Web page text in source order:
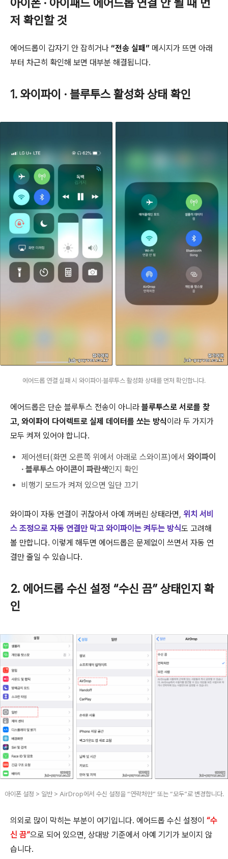
아이폰 · 아이패드 에어드롭 연결 안 될 때 먼
저 확인할 것
에어드롭이 갑자기 안 잡히거나 “전송 실패” 메시지가 뜨면 아래
부터 차근히 확인해 보면 대부분 해결됩니다.
1. 와이파이 · 블루투스 활성화 상태 확인
에어드롭 연결 실패 시 와이파이·블루투스 활성화 상태를 먼저 확인합니다.
에어드롭은 단순 블루투스 전송이 아니라 블루투스로 서로를 찾
고, 와이파이 다이렉트로 실제 데이터를 쏘는 방식이라 두 가지가
모두 켜져 있어야 합니다.
제어센터(화면 오른쪽 위에서 아래로 스와이프)에서 와이파이
· 블루투스 아이콘이 파란색인지 확인
비행기 모드가 켜져 있으면 일단 끄기
와이파이 자동 연결이 귀찮아서 아예 꺼버린 상태라면, 위치 서비
스 조정으로 자동 연결만 막고 와이파이는 켜두는 방식도 고려해
볼 만합니다. 이렇게 해두면 에어드롭은 문제없이 쓰면서 자동 연
결만 줄일 수 있습니다.
2. 에어드롭 수신 설정 “수신 끔” 상태인지 확
인
아이폰 설정 > 일반 > AirDrop에서 수신 설정을 “연락처만” 또는 “모두”로 변경합니다.
의외로 많이 막히는 부분이 여기입니다. 에어드롭 수신 설정이 “수
신 끔”으로 되어 있으면, 상대방 기준에서 아예 기기가 보이지 않
습니다.